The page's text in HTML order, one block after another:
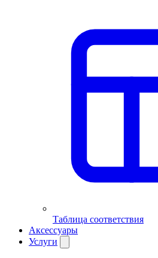
Таблица соответствия
Аксессуары
Услуги